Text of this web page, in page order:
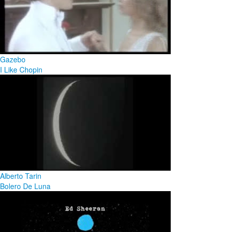
Gazebo
I Like Chopin
Alberto Tarin
Bolero De Luna